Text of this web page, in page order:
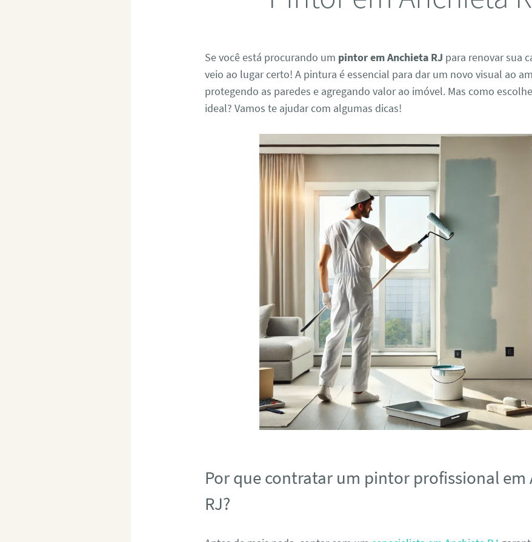
Se você está procurando um pintor em Anchieta RJ para renovar sua
veio ao lugar certo! A pintura é essencial para dar um novo visual ao
protegendo as paredes e agregando valor ao imóvel. Mas como
ideal? Vamos te ajudar com algumas dicas!
Por que contratar um pintor profissional em
RJ?